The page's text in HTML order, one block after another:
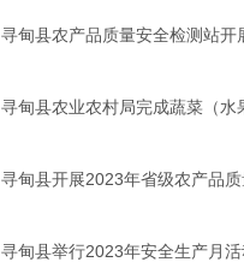
寻甸县农产品质量安全检测站
寻甸县农业农村局完成蔬菜（
寻甸县开展2023年省级农产品
寻甸县举行2023年安全生产月